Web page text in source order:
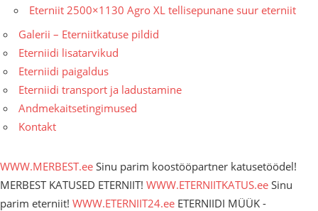
Eterniit 2500×1130 Agro XL tellisepunane suur eterniit
Galerii – Eterniitkatuse pildid
Eterniidi lisatarvikud
Eterniidi paigaldus
Eterniidi transport ja ladustamine
Andmekaitsetingimused
Kontakt
WWW.MERBEST.ee Sinu parim koostööpartner katusetöödel!
MERBEST KATUSED ETERNIIT! WWW.ETERNIITKATUS.ee Sinu
parim eterniit! WWW.ETERNIIT24.ee ETERNIIDI MÜÜK -